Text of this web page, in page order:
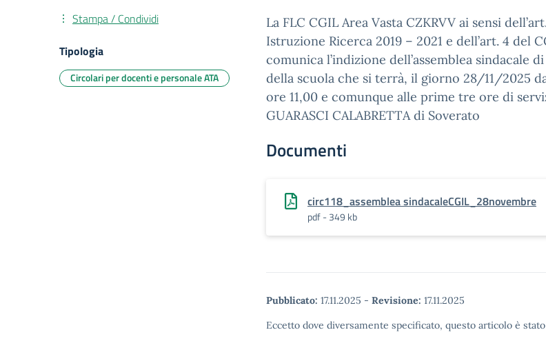
La FLC CGIL Area Vasta CZKRVV ai sensi
Istruzione Ricerca 2019 – 2021 e dell’art. 4 del
comunica l’indizione dell’assemblea sindacale
della scuola che si terrà, il giorno 28/11/2025
ore 11,00 e comunque alle prime tre ore di
GUARASCI CALABRETTA di Soverato
Documenti
circ118_assemblea sindacaleCGIL_28novembre
pdf - 349 kb
Pubblicato: 17.11.2025 - Revisione: 17.11.2025
Eccetto dove diversamente specificato, questo articolo è
Stampa / Condividi
Tipologia
Circolari per docenti e personale ATA